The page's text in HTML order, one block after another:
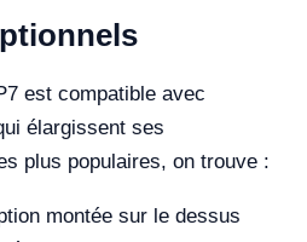
est compatible avec
élargissent ses
plus populaires, on trouve :
montée sur le dessus